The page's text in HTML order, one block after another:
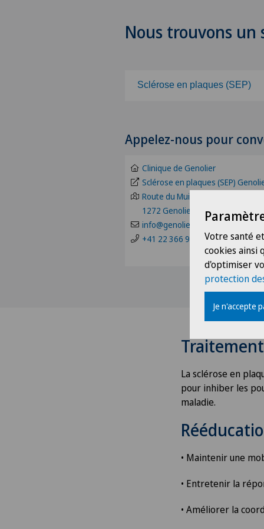
Nous trouvons un
Sclérose en plaques (SEP)
Acromioplastie
Activité physique adaptée
Acupuncture
Allergologie et immunologie
Anesthésiologie
Angiographie
Angiologie
Appareillage médical
Arthroscopie de l'épaule
Arthroscopie genou
Appelez-nous pour
Clinique de Genolier
Sclérose en plaques (SEP)
Route du Muids 3
1272 Genolier
info@genolier.net
+41 22 366 90 00
Traitement
La sclérose en
pour inhiber les
maladie.
• Maintenir une
• Entretenir la
• Améliorer la
Votre santé
cookies ainsi
d'optimiser
protection
Je n'accepte